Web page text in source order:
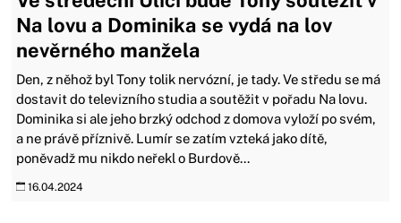
Na lovu a Dominika se vydá na lov
nevěrného manžela
Den, z něhož byl Tony tolik nervózní, je tady. Ve středu se má
dostavit do televizního studia a soutěžit v pořadu Na lovu.
Dominika si ale jeho brzký odchod z domova vyloží po svém,
a ne právě příznivě. Lumír se zatím vzteká jako dítě,
poněvadž mu nikdo neřekl o Burdově...
16.04.2024